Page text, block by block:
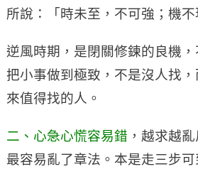
所說：「時未至，不可強；機不
逆風時期，是閉關修鍊的良機
把小事做到極致，不是沒人找
來值得找的人。
二、心急心慌容易錯 ，越求越
最容易亂了章法。本是走三步